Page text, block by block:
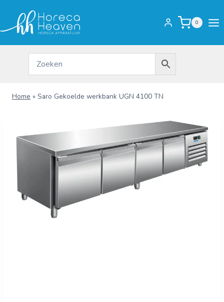
inhoud
0
Home » Saro Gekoelde werkbank UGN 4100 TN